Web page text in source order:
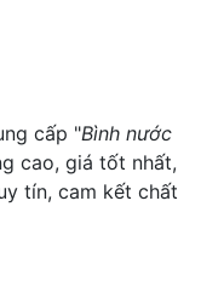
cấp "Bình nước
cao, giá tốt nhất,
tín, cam kết chất